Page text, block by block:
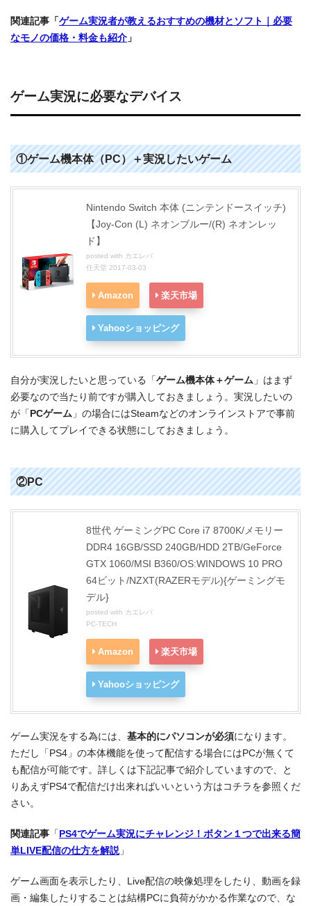
関連記事「 ゲーム実況者が教えるおすすめの機材とソフト｜必要
なモノの価格・料金も紹介 」
ゲーム実況に必要なデバイス
①ゲーム機本体（PC）＋実況したいゲーム
Nintendo Switch 本体 (ニンテンドースイッチ)
【Joy-Con (L) ネオンブルー/(R) ネオンレッ
ド】
posted with カエレバ
任天堂 2017-03-03
Amazon 楽天市場
Yahooショッピング
自分が実況したいと思っている「 ゲーム機本体＋ゲーム 」はまず
必要なので当たり前ですが購入しておきましょう。実況したいの
が「 PCゲーム 」の場合にはSteamなどのオンラインストアで事前
に購入してプレイできる状態にしておきましょう。
②PC
8世代 ゲーミングPC Core i7 8700K/メモリー
DDR4 16GB/SSD 240GB/HDD 2TB/GeForce
GTX 1060/MSI B360/OS:WINDOWS 10 PRO
64ビット/NZXT(RAZERモデル){ゲーミングモ
デル}
posted with カエレバ
PC-TECH
Amazon 楽天市場
Yahooショッピング
ゲーム実況をする為には、 基本的にパソコンが必須になります。
ただし「PS4」の本体機能を使って配信する場合にはPCが無くて
も配信が可能です。詳しくは下記記事で紹介していますので、と
りあえずPS4で配信だけ出来ればいいという方はコチラを参照くだ
さい。
関連記事 「 PS4でゲーム実況にチャレンジ！ボタン１つで出来る簡
単LIVE配信の仕方を解説」
ゲーム画面を表示したり、Live配信の映像処理をしたり、動画を録
画・編集したりすることは結構PCに負荷がかかる作業なので、な